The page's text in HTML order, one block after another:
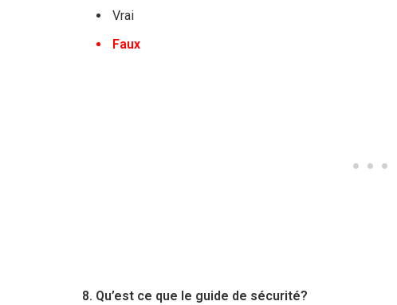
Vrai
Faux
8. Qu’est ce que le guide de sécurité?